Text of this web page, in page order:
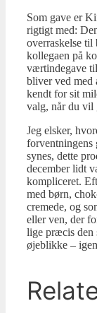
Som gave er
rigtigt med:
overraskelse til
kollegaen på
værtindegave
bliver ved med
kendt for sit
valg, når du vil
Jeg elsker,
forventningens
synes, dette
december lidt
kompliceret.
med børn,
cremede, og
eller ven, der
lige præcis den
øjeblikke –